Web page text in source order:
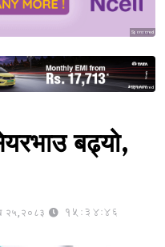
Sponsored
Sponsored
बढ्यो,
२५,२०८३ 15:34:46